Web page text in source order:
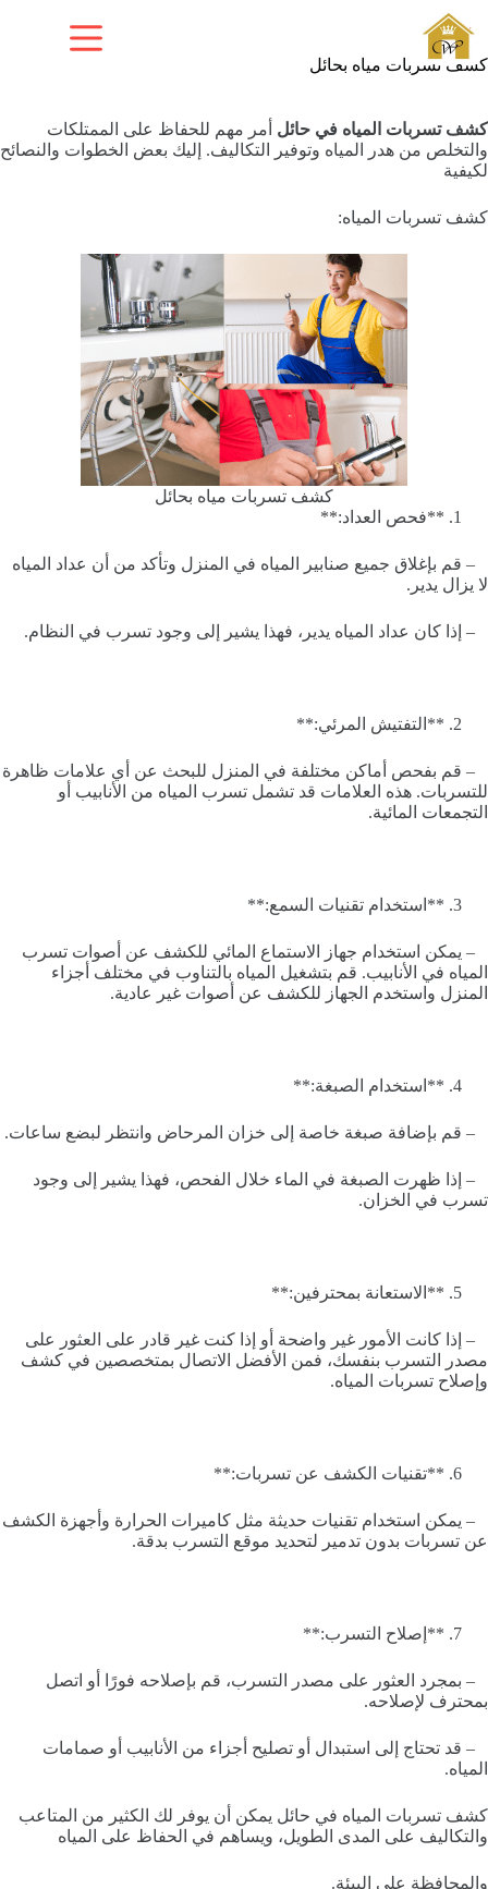
التجاوز
إلى
المحتوى
كشف تسربات مياه بحائل
كشف تسربات المياه في حائل أمر مهم للحفاظ على الممتلكات
والتخلص من هدر المياه وتوفير التكاليف. إليك بعض الخطوات والنصائح
لكيفية
كشف تسربات المياه:
كشف تسربات مياه بحائل
**فحص العداد:**
– قم بإغلاق جميع صنابير المياه في المنزل وتأكد من أن عداد المياه
لا يزال يدير.
– إذا كان عداد المياه يدير، فهذا يشير إلى وجود تسرب في النظام.
**التفتيش المرئي:**
– قم بفحص أماكن مختلفة في المنزل للبحث عن أي علامات ظاهرة
للتسربات. هذه العلامات قد تشمل تسرب المياه من الأنابيب أو
التجمعات المائية.
**استخدام تقنيات السمع:**
– يمكن استخدام جهاز الاستماع المائي للكشف عن أصوات تسرب
المياه في الأنابيب. قم بتشغيل المياه بالتناوب في مختلف أجزاء
المنزل واستخدم الجهاز للكشف عن أصوات غير عادية.
**استخدام الصبغة:**
– قم بإضافة صبغة خاصة إلى خزان المرحاض وانتظر لبضع ساعات.
– إذا ظهرت الصبغة في الماء خلال الفحص، فهذا يشير إلى وجود
تسرب في الخزان.
**الاستعانة بمحترفين:**
– إذا كانت الأمور غير واضحة أو إذا كنت غير قادر على العثور على
مصدر التسرب بنفسك، فمن الأفضل الاتصال بمتخصصين في كشف
وإصلاح تسربات المياه.
**تقنيات الكشف عن تسربات:**
– يمكن استخدام تقنيات حديثة مثل كاميرات الحرارة وأجهزة الكشف
عن تسربات بدون تدمير لتحديد موقع التسرب بدقة.
**إصلاح التسرب:**
– بمجرد العثور على مصدر التسرب، قم بإصلاحه فورًا أو اتصل
بمحترف لإصلاحه.
– قد تحتاج إلى استبدال أو تصليح أجزاء من الأنابيب أو صمامات
المياه.
كشف تسربات المياه في حائل يمكن أن يوفر لك الكثير من المتاعب
والتكاليف على المدى الطويل، ويساهم في الحفاظ على المياه
والمحافظة على البيئة.